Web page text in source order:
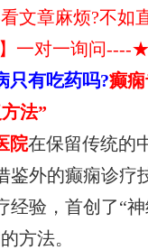
章麻烦?不如
一对一询问
只有吃药吗?癫
法”
院在保留传统的
鉴外的癫痫诊疗
经验，首创了“
方法。